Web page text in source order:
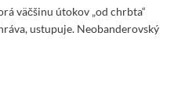
väčšinu útokov „od chrbta“
ustupuje. Neobanderovský